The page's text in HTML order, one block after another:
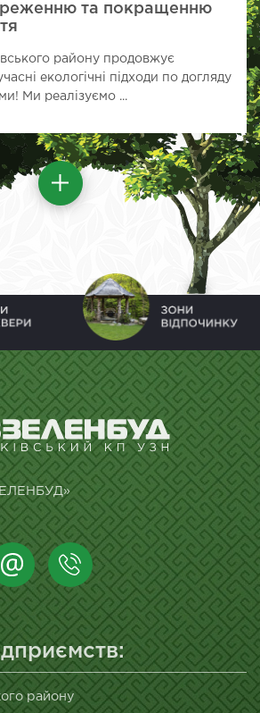
та покращенню
району продовжує
екологічні підходи по догляду
Ми реалізуємо ...
району